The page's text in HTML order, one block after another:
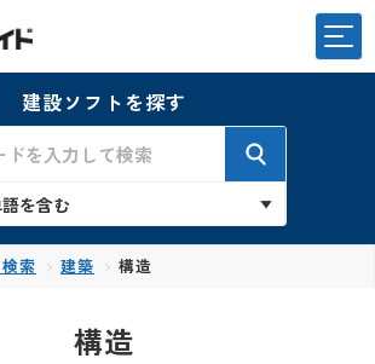
建設ソフトを探す
索 建築 構造
構造